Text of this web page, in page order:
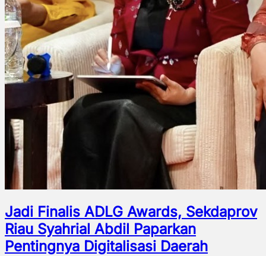
Jadi Finalis ADLG Awards, Sekdaprov
Riau Syahrial Abdil Paparkan
Pentingnya Digitalisasi Daerah